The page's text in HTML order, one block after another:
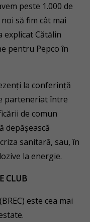
peste 1.000 de
să fim cât mai
explicat Cătălin
pentru Pepco în
la conferință
parteneriat între
de comun
depășească
sanitară, sau, în
la energie.
CLUB
este cea mai